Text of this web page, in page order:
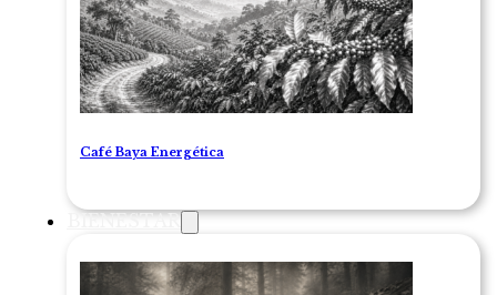
Café Baya Energética
BIENESTAR